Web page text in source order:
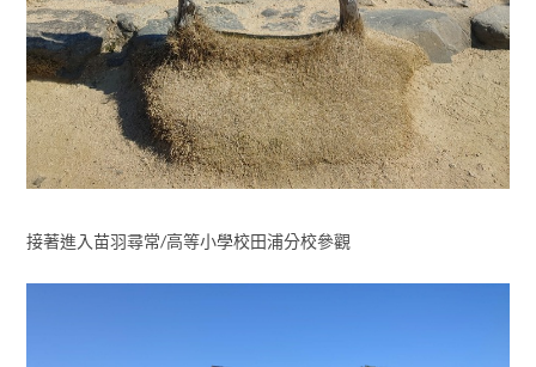
接著進入苗羽尋常/高等小學校田浦分校參觀